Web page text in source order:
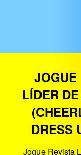
JOGUE
LÍDER
DRESS
Jogue Revista